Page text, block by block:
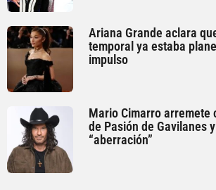
Ariana Grande aclara
temporal ya estaba
impulso
Mario Cimarro arremete
de Pasión de Gavilanes
“aberración”